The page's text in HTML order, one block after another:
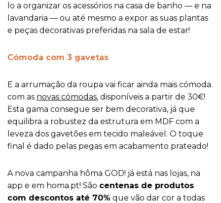
lo a organizar os acessórios na casa de banho — e na
lavandaria — ou até mesmo a expor as suas plantas
e peças decorativas preferidas na sala de estar!
Cómoda com 3 gavetas
E a arrumação da roupa vai ficar ainda mais cómoda
com as novas cómodas, disponíveis a partir de 30€!
Esta gama consegue ser bem decorativa, já que
equilibra a robustez da estrutura em MDF com a
leveza dos gavetões em tecido maleável. O toque
final é dado pelas pegas em acabamento prateado!
A nova campanha hôma GOD! já está nas lojas, na
app e em homa.pt! São centenas de produtos
com descontos até 70% que vão dar cor a todas